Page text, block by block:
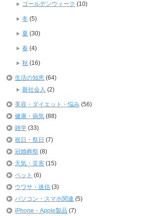
ゴールデンウィーク (10)
冬 (5)
夏 (30)
春 (4)
秋 (16)
生活の知恵 (64)
新社会人 (2)
美容・ダイエット・悩み (56)
健康・病気 (88)
雑学 (33)
祝日・祭日 (7)
冠婚葬祭 (8)
天気・災害 (15)
ペット (6)
ウワサ・迷信 (3)
パソコン・スマホ関連 (5)
iPhone・Apple製品 (7)